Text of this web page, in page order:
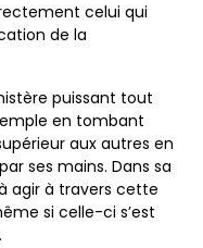
celui qui
de la
puissant tout
en tombant
aux autres en
par ses mains. Dans sa
agir à travers cette
si celle-ci s’est